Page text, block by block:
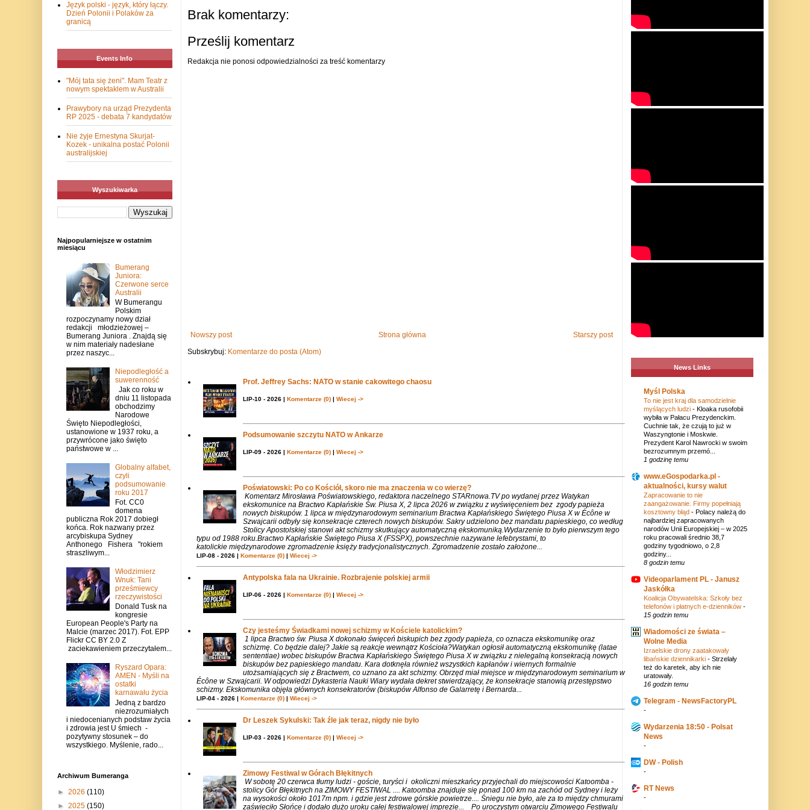
Brak komentarzy:
Prześlij komentarz
Redakcja nie ponosi odpowiedzialności za treść komentarzy
Nowszy post Starszy post
Strona główna
Subskrybuj: Komentarze do posta (Atom)
Prof. Jeffrey Sachs: NATO w stanie cakowitego chaosu
LIP-10 - 2026 | Komentarze (0)| Wiecej ->
Podsumowanie szczytu NATO w Ankarze
LIP-09 - 2026 | Komentarze (0)| Wiecej ->
Poświatowski: Po co Kościół, skoro nie ma znaczenia w co wierzę?
Komentarz Mirosława Poświatowskiego, redaktora naczelnego STARnowa.TV po wydanej przez Watykan
ekskomunice na Bractwo Kapłańskie Św. Piusa X, 2 lipca 2026 w związku z wyświęceniem bez zgody papieża
nowych biskupów. 1 lipca w międzynarodowym seminarium Bractwa Kapłańskiego Świętego Piusa X w Écône w
Szwajcarii odbyły się konsekracje czterech nowych biskupów. Sakry udzielono bez mandatu papieskiego, co według
Stolicy Apostolskiej stanowi akt schizmy skutkujący automatyczną ekskomuniką.Wydarzenie to było pierwszym tego
typu od 1988 roku.Bractwo Kapłańskie Świętego Piusa X (FSSPX), powszechnie nazywane lefebrystami, to
katolickie międzynarodowe zgromadzenie księży tradycjonalistycznych. Zgromadzenie zostało założone...
LIP-08 - 2026 | Komentarze (0)| Wiecej ->
Antypolska fala na Ukrainie. Rozbrajenie polskiej armii
LIP-06 - 2026 | Komentarze (0)| Wiecej ->
Czy jesteśmy Świadkami nowej schizmy w Kościele katolickim?
1 lipca Bractwo św. Piusa X dokonało święceń biskupich bez zgody papieża, co oznacza ekskomunikę oraz
schizmę. Co będzie dalej? Jakie są reakcje wewnątrz Kościoła?Watykan ogłosił automatyczną ekskomunikę (latae
sententiae) wobec biskupów Bractwa Kapłańskiego Świętego Piusa X w związku z nielegalną konsekracją nowych
biskupów bez papieskiego mandatu. Kara dotknęła również wszystkich kapłanów i wiernych formalnie
utożsamiających się z Bractwem, co uznano za akt schizmy. Obrzęd miał miejsce w międzynarodowym seminarium w
Écône w Szwajcarii. W odpowiedzi Dykasteria Nauki Wiary wydała dekret stwierdzający, że konsekracje stanowią przestępstwo
schizmy. Ekskomunika objęła głównych konsekratorów (biskupów Alfonso de Galarretę i Bernarda...
LIP-04 - 2026 | Komentarze (0)| Wiecej ->
Dr Leszek Sykulski: Tak źle jak teraz, nigdy nie było
LIP-03 - 2026 | Komentarze (0)| Wiecej ->
Zimowy Festiwal w Górach Błękitnych
W sobotę 20 czerwca tłumy ludzi - goście, turyści i okoliczni mieszkańcy przyjechali do miejscowości Katoomba -
stolicy Gór Błękitnych na ZIMOWY FESTIWAL .... Katoomba znajduje się ponad 100 km na zachód od Sydney i leży
na wysokości około 1017m npm. i gdzie jest zdrowe górskie powietrze.... Śniegu nie było, ale za to między chmurami
zaświeciło Słońce i dodało dużo uroku całej festiwalowej imprezie... Po uroczystym otwarciu Zimowego Festiwalu
Język polski - język, który łączy.
Dzień Polonii i Polaków za
granicą
Events Info
"Mój tata się żeni". Mam Teatr z
nowym spektaklem w Australii
Prawybory na urząd Prezydenta
RP 2025 - debata 7 kandydatów
Nie żyje Ernestyna Skurjat-
Kozek - unikalna postać Polonii
australijskiej
Wyszukiwarka
Najpopularniejsze w ostatnim
miesiącu
Bumerang
Juniora:
Czerwone serce
Australii
W Bumerangu
Polskim
rozpoczynamy nowy dział
redakcji młodzieżowej –
Bumerang Juniora . Znajdą się
w nim materiały nadesłane
przez naszyc...
Niepodległość a
suwerenność
Jak co roku w
dniu 11 listopada
obchodzimy
Narodowe
Święto Niepodległości,
ustanowione w 1937 roku, a
przywrócone jako święto
państwowe w ...
Globalny alfabet,
czyli
podsumowanie
roku 2017
Fot. CC0
domena
publiczna Rok 2017 dobiegł
końca. Rok nazwany przez
arcybiskupa Sydney
Anthonego Fishera "rokiem
straszliwym...
Włodzimierz
Wnuk: Tani
prześmiewcy
rzeczywistości
Donald Tusk na
kongresie
European People's Party na
Malcie (marzec 2017). Fot. EPP
Flickr CC BY 2.0 Z
zaciekawieniem przeczytałem...
Ryszard Opara:
AMEN - Myśli na
ostatki
karnawału życia
Jedną z bardzo
niezrozumiałych
i niedocenianych podstaw życia
i zdrowia jest U śmiech -
pozytywny stosunek – do
wszystkiego. Myślenie, rado...
Archiwum Bumeranga
► 2026 (110)
► 2025 (150)
News Links
Myśl Polska
To nie jest kraj dla samodzielnie
myślących ludzi - Kloaka rusofobii
wybiła w Pałacu Prezydenckim.
Cuchnie tak, że czują to już w
Waszyngtonie i Moskwie.
Prezydent Karol Nawrocki w swoim
bezrozumnym przemó...
1 godzinę temu
www.eGospodarka.pl -
aktualności, kursy walut
Zapracowanie to nie
zaangażowanie. Firmy popełniają
kosztowny błąd - Polacy należą do
najbardziej zapracowanych
narodów Unii Europejskiej – w 2025
roku pracowali średnio 38,7
godziny tygodniowo, o 2,8
godziny...
8 godzin temu
Videoparlament PL - Janusz
Jaskółka
Koalicja Obywatelska: Szkoły bez
telefonów i płatnych e-dzienników -
15 godzin temu
Wiadomości ze świata –
Wolne Media
Izraelskie drony zaatakowały
libańskie dziennikarki - Strzelały
też do karetek, aby ich nie
uratowały.
16 godzin temu
Telegram - NewsFactoryPL
-
Wydarzenia 18:50 - Polsat
News
-
DW - Polish
-
RT News
-